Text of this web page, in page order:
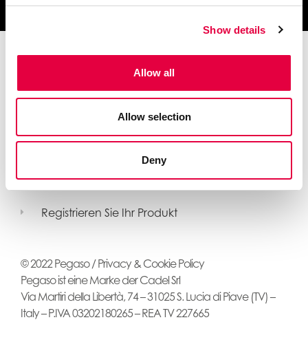
Show details
Allow all
Allow selection
Deny
Kanalisierbare Pelletöfen
Wasserführende Pelletöfen
Registrieren Sie Ihr Produkt
© 2022 Pegaso /Privacy & Cookie Policy
Pegaso ist eine Marke der Cadel Srl
Via Martiri della Libertà, 74 – 31025 S. Lucia di Piave (TV) –
Italy – P.IVA 03202180265 – REA TV 227665